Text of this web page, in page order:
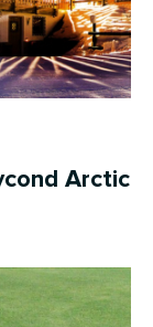
Arctic